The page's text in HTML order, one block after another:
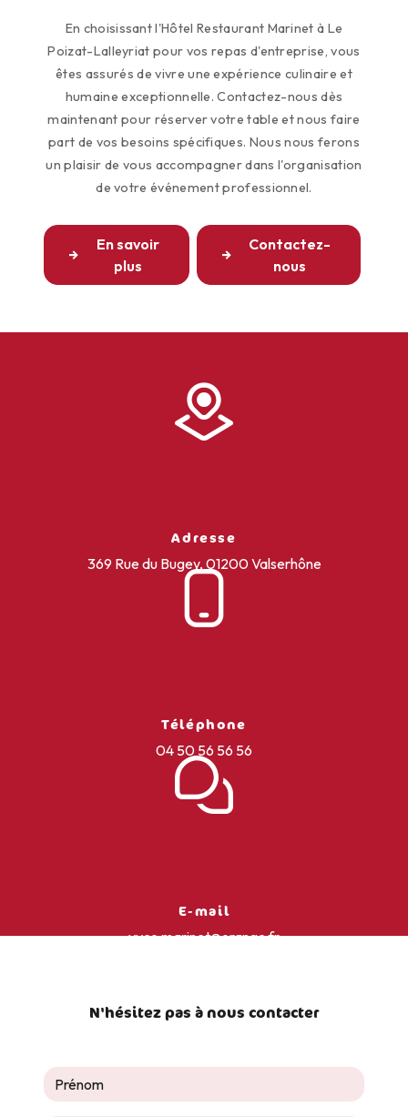
En choisissant l'Hôtel Restaurant Marinet à Le
Poizat-Lalleyriat pour vos repas d'entreprise, vous
êtes assurés de vivre une expérience culinaire et
humaine exceptionnelle. Contactez-nous dès
maintenant pour réserver votre table et nous faire
part de vos besoins spécifiques. Nous nous ferons
un plaisir de vous accompagner dans l'organisation
de votre événement professionnel.
En savoir
plus
Contactez-
nous
Adresse
369 Rue du Bugey, 01200 Valserhône
Téléphone
04 50 56 56 56
E-mail
yves.marinet@orange.fr
N'hésitez pas à nous contacter